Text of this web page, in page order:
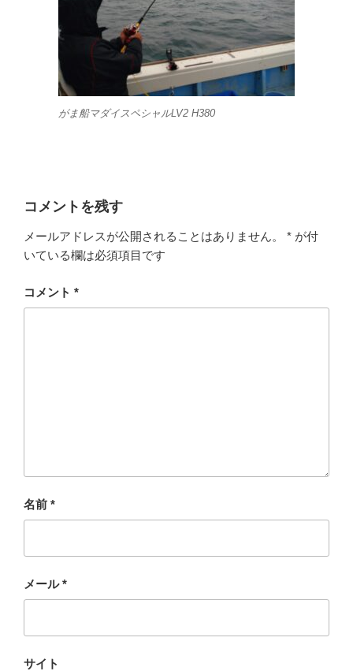
がま船マダイスペシャルLV2 H380
コメントを残す
メールアドレスが公開されることはありません。 * が付
いている欄は必須項目です
コメント *
名前 *
メール*
サイト